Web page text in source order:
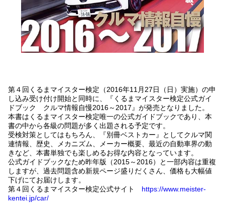
第４回くるまマイスター検定（2016年11月27日（日）実施）の申
し込み受け付け開始と同時に、『くるまマイスター検定公式ガイ
ドブック クルマ情報自慢2016～2017』が発売となりました。
本書はくるまマイスター検定唯一の公式ガイドブックであり、本
書の中から各級の問題が多く出題される予定です。
受検対策としてはもちろん、『別冊ベストカー』としてクルマ関
連情報、歴史、メカニズム、メーカー概要、最近の自動車界の動
きなど、本書単独でも楽しめるお得な内容となっています。
公式ガイドブックなため昨年版（2015～2016）と一部内容は重複
しますが、過去問題含め新規ページ盛りだくさん、価格も大幅値
下げにてお届けします。
第４回くるまマイスター検定公式サイト https://www.meister-
kentei.jp/car/